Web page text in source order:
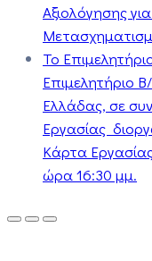
Αξιολόγησης
Το
Επιμελητήριο
Ελλάδας, σε
Εργασίας
Κάρτα
ώρα 16:30 μμ.